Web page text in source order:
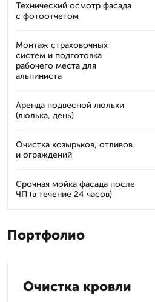
Технический осмотр фасада
с фотоотчетом
Монтаж страховочных
систем и подготовка
рабочего места для
альпиниста
Аренда подвесной люльки
(люлька, день)
Очистка козырьков, отливов
и ограждений
Срочная мойка фасада после
ЧП (в течение 24 часов)
Портфолио
Очистка кровли